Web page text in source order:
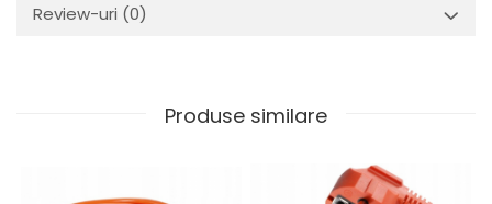
Review-uri (0)
Produse similare